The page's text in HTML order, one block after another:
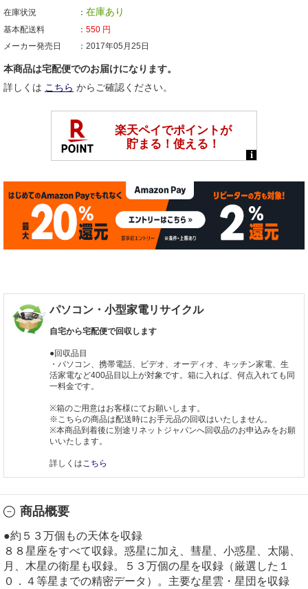
在庫状況
在庫あり
基本配送料 550 円
メーカー発売日
2017年05月25日
本商品は宅配便でのお届けになります。
詳しくは こちら からご確認ください。
パソコン・小型家電リサイクル
自宅から宅配便で回収します
●回収品目
・パソコン、携帯電話、ビデオ、オーディオ、キッチン家電、生
活家電など400品目以上が対象です。箱に入れば、何点入れても同
一料金です。
※箱のご用意はお客様にてお願いします。
※こちらの商品は配送時にお手元品の回収はいたしません。
※本商品到着後に別途リネットジャパンへ回収品のお申込みをお願
いいたします。
詳しくは こちら
商品概要
●約５３万個もの天体を収録
８８星座をすべて収録。惑星に加え、彗星、小惑星、太陽、
月、木星の衛星も収録。５３万個の星を収録（厳選した１
０．４等星までの精密データ）。主要な星雲・星団を収録